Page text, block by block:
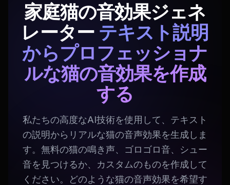
家庭猫の音効果ジェネ
レーター テキスト説明
からプロフェッショナ
ルな猫の音効果を作成
する
私たちの高度なAI技術を使用して、テキスト
の説明からリアルな猫の音声効果を生成しま
す。無料の猫の鳴き声、ゴロゴロ音、シュー
音を見つけるか、カスタムのものを作成して
ください。どのような猫の音声効果を希望す